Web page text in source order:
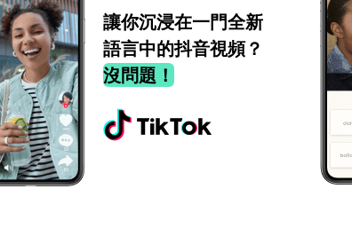
讓你沉浸在一門全新
語言中的抖音視頻？
沒問題！